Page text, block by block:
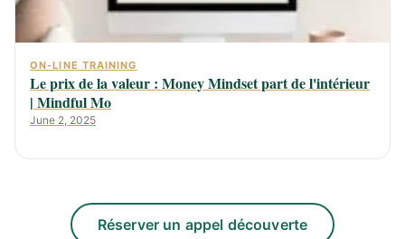
ON-LINE TRAINING
Le prix de la valeur : Money Mindset part de l'intérieur
| Mindful Mo
June 2, 2025
Réserver un appel découverte